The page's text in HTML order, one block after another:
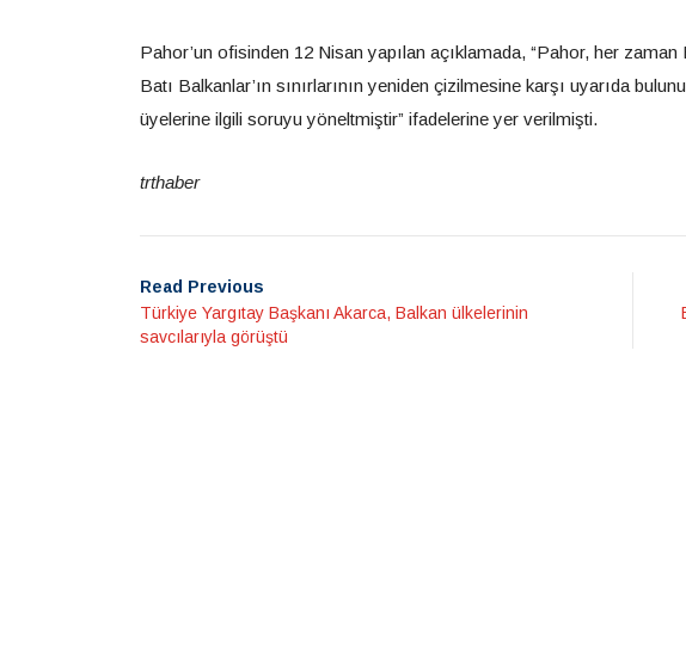
Pahor’un ofisinden 12 Nisan yapılan açıklamada, “Pahor, her
Batı Balkanlar’ın sınırlarının yeniden çizilmesine karşı uyarıda
üyelerine ilgili soruyu yöneltmiştir” ifadelerine yer verilmişti.
trthaber
Read Previous
Türkiye Yargıtay Başkanı Akarca, Balkan ülkelerinin
savcılarıyla görüştü